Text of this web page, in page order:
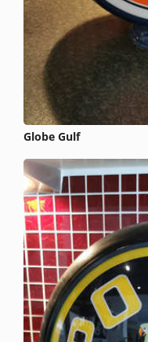
Globe Gulf